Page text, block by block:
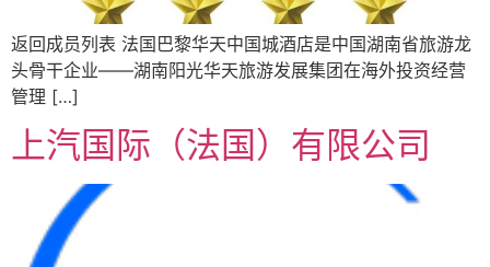
返回成员列表 法国巴黎华天中国城酒店是中国湖南省旅游龙
头骨干企业——湖南阳光华天旅游发展集团在海外投资经营
管理 […]
上汽国际（法国）有限公司